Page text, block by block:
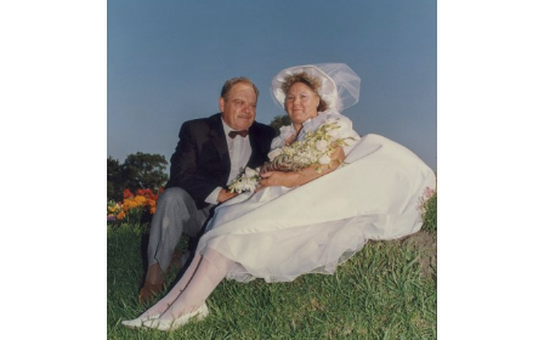
images are never used and spend their
life inboxes, turning yellow. Over the
years tens of thousands of pictures
accumulate, enough to fill a room. I was
working in a photography studio that
specialized in weddings and that’s where
I began my collection.
I was like an archeologist, patiently
digging through the strata of this
collective memory. I put together my own
album. It told the story of a hybrid